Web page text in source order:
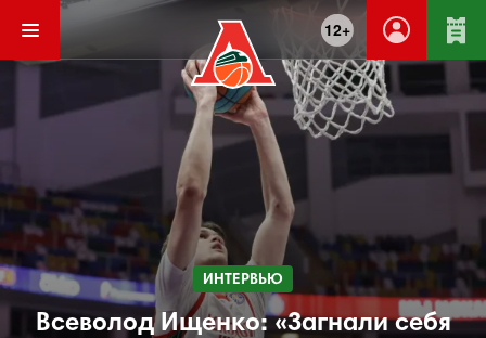
12+
ИНТЕРВЬЮ
Всеволод Ищенко: «Загнали себя